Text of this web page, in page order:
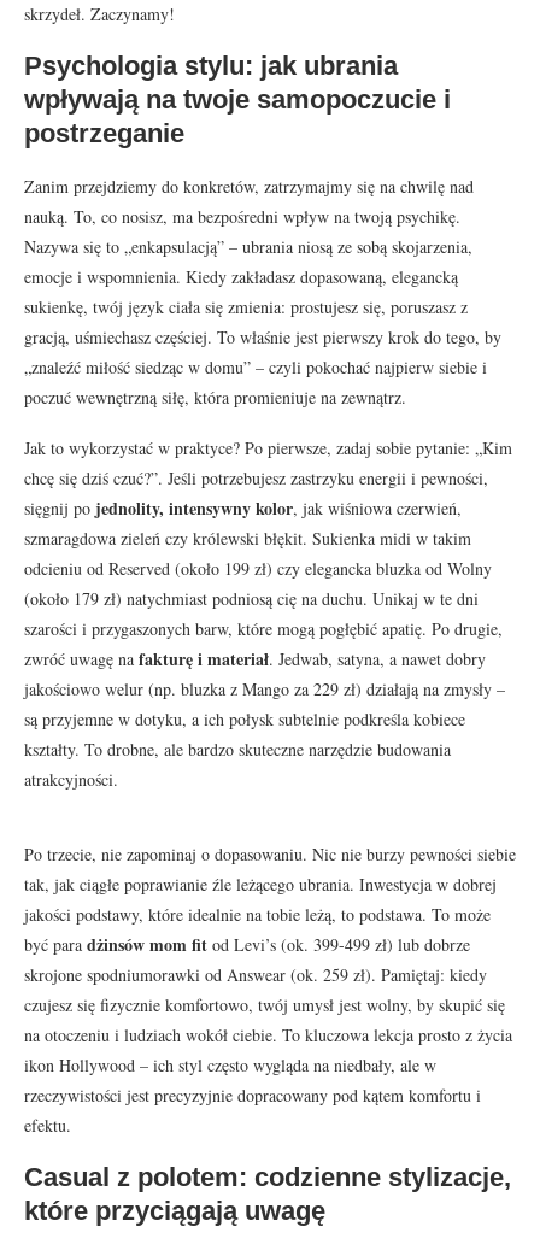
skrzydeł. Zaczynamy!
Psychologia stylu: jak ubrania
wpływają na twoje samopoczucie i
postrzeganie
Zanim przejdziemy do konkretów, zatrzymajmy się na chwilę nad
nauką. To, co nosisz, ma bezpośredni wpływ na twoją psychikę.
Nazywa się to „enkapsulacją” – ubrania niosą ze sobą skojarzenia,
emocje i wspomnienia. Kiedy zakładasz dopasowaną, elegancką
sukienkę, twój język ciała się zmienia: prostujesz się, poruszasz z
gracją, uśmiechasz częściej. To właśnie jest pierwszy krok do tego, by
„znaleźć miłość siedząc w domu” – czyli pokochać najpierw siebie i
poczuć wewnętrzną siłę, która promieniuje na zewnątrz.
Jak to wykorzystać w praktyce? Po pierwsze, zadaj sobie pytanie: „Kim
chcę się dziś czuć?”. Jeśli potrzebujesz zastrzyku energii i pewności,
sięgnij po jednolity, intensywny kolor, jak wiśniowa czerwień,
szmaragdowa zieleń czy królewski błękit. Sukienka midi w takim
odcieniu od Reserved (około 199 zł) czy elegancka bluzka od Wolny
(około 179 zł) natychmiast podniosą cię na duchu. Unikaj w te dni
szarości i przygaszonych barw, które mogą pogłębić apatię. Po drugie,
zwróć uwagę na fakturę i materiał. Jedwab, satyna, a nawet dobry
jakościowo welur (np. bluzka z Mango za 229 zł) działają na zmysły –
są przyjemne w dotyku, a ich połysk subtelnie podkreśla kobiece
kształty. To drobne, ale bardzo skuteczne narzędzie budowania
atrakcyjności.
Po trzecie, nie zapominaj o dopasowaniu. Nic nie burzy pewności siebie
tak, jak ciągłe poprawianie źle leżącego ubrania. Inwestycja w dobrej
jakości podstawy, które idealnie na tobie leżą, to podstawa. To może
być para dżinsów mom fit od Levi’s (ok. 399-499 zł) lub dobrze
skrojone spodniumorawki od Answear (ok. 259 zł). Pamiętaj: kiedy
czujesz się fizycznie komfortowo, twój umysł jest wolny, by skupić się
na otoczeniu i ludziach wokół ciebie. To kluczowa lekcja prosto z życia
ikon Hollywood – ich styl często wygląda na niedbały, ale w
rzeczywistości jest precyzyjnie dopracowany pod kątem komfortu i
efektu.
Casual z polotem: codzienne stylizacje,
które przyciągają uwagę